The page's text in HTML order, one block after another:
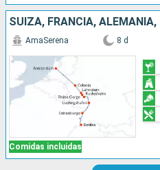
Comidas incluidas
AmaSerena 8 d